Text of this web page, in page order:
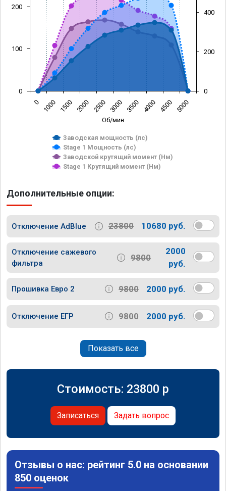
Об/мин
Заводская мощность (лс)
Stage 1 Мощность (лс)
Заводской крутящий момент (Нм)
Stage 1 Крутящий момент (Нм)
0 1000 1500 2000 2500 3000 3500 4000 4500 5000
0
100
200
0
200
400
Дополнительные опции:
Отключение AdBlue 23800 10680 руб.
Отключение сажевого
фильтра
9800
2000
руб.
Прошивка Евро 2 9800 2000 руб.
Отключение ЕГР 9800 2000 руб.
Показать все
Стоимость: 23800 p
Записаться Задать вопрос
Отзывы о нас: рейтинг 5.0 на основании
850 оценок